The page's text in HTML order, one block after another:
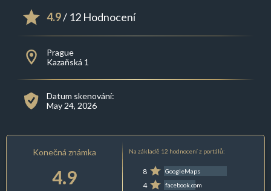
4.9/ 12 Hodnocení
Prague
Kazaňská 1
Datum skenování:
May 24, 2026
Konečná známka
4.9
Na základě 12 hodnocení z portálů:
8 GoogleMaps
4 facebook.com